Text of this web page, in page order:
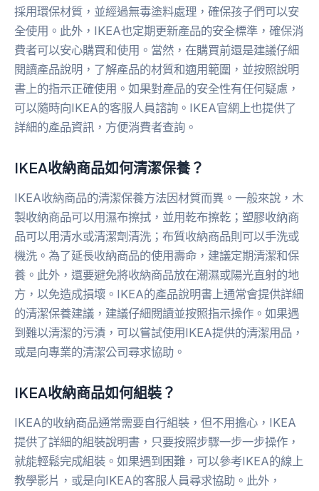
採用環保材質，並經過無毒塗料處理，確保孩子們可以安
全使用。此外，IKEA也定期更新產品的安全標準，確保消
費者可以安心購買和使用。當然，在購買前還是建議仔細
閱讀產品說明，了解產品的材質和適用範圍，並按照說明
書上的指示正確使用。如果對產品的安全性有任何疑慮，
可以隨時向IKEA的客服人員諮詢。IKEA官網上也提供了
詳細的產品資訊，方便消費者查詢。
IKEA收納商品如何清潔保養？
IKEA收納商品的清潔保養方法因材質而異。一般來說，木
製收納商品可以用濕布擦拭，並用乾布擦乾；塑膠收納商
品可以用清水或清潔劑清洗；布質收納商品則可以手洗或
機洗。為了延長收納商品的使用壽命，建議定期清潔和保
養。此外，還要避免將收納商品放在潮濕或陽光直射的地
方，以免造成損壞。IKEA的產品說明書上通常會提供詳細
的清潔保養建議，建議仔細閱讀並按照指示操作。如果遇
到難以清潔的污漬，可以嘗試使用IKEA提供的清潔用品，
或是向專業的清潔公司尋求協助。
IKEA收納商品如何組裝？
IKEA的收納商品通常需要自行組裝，但不用擔心，IKEA
提供了詳細的組裝說明書，只要按照步驟一步一步操作，
就能輕鬆完成組裝。如果遇到困難，可以參考IKEA的線上
教學影片，或是向IKEA的客服人員尋求協助。此外，